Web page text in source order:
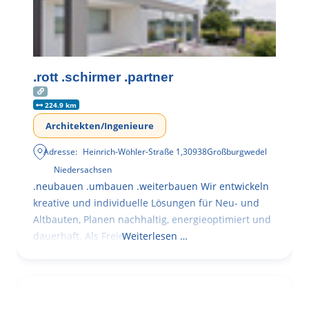
.rott .schirmer .partner
224.9 km
Architekten/Ingenieure
Adresse: Heinrich-Wöhler-Straße 1,30938Großburgwedel
Niedersachsen
.neubauen .umbauen .weiterbauen Wir entwickeln
kreative und individuelle Lösungen für Neu- und
Altbauten, Planen nachhaltig, energieoptimiert und
dauerhaft. Als FreieWeiterlesen …